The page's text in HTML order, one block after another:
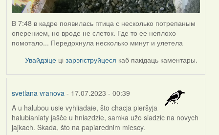
В 7:48 в кадре появилась птица с несколько потрепаным
оперением, но вроде не слеток. Где то ее неплохо
помотало... Передохнула несколько минут и улетела
Увайдзіце цізарэгіструйцеся каб пакідаць каментары.
svetlana vranova- 17.07.2023 - 00:39
A u halubou usie vyhliadaie, što chacja pieršyja
halubianiaty jašče u hniazdzie, samka užo siadzic na novych
jajkach. Škada, što na papiarednim miescy.